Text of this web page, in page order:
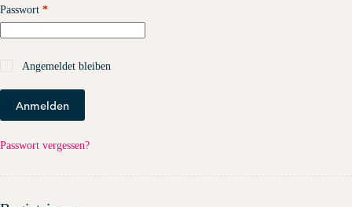
Passwort *Erforderlich
Angemeldet bleiben
Anmelden
Passwort vergessen?